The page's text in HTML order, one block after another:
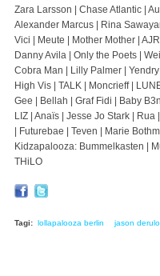
Zara Larsson | Chase Atlantic |
Alexander Marcus | Rina
Vici | Meute | Mother Mother |
Danny Avila | Only the Poets |
Cobra Man | Lilly Palmer |
High Vis | TALK | Moncrieff |
Gee | Bellah | Graf Fidi | Baby
LIZ | Anaïs | Jesse Jo Stark |
| Futurebae | Teven | Marie
Kidzapalooza: Bummelkasten |
THiLO
Tagi: lollapalooza berlin jason derulo